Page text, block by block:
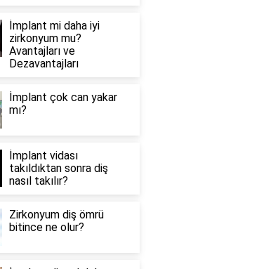
İmplant mi daha iyi
zirkonyum mu?
Avantajları ve
Dezavantajları
İmplant çok can yakar
mı?
İmplant vidası
takıldıktan sonra diş
nasıl takılır?
Zirkonyum diş ömrü
bitince ne olur?